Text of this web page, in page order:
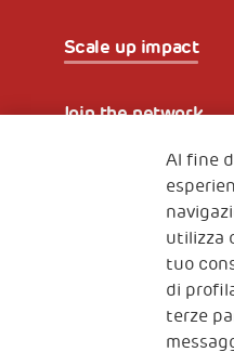
Scale up impact
Join the network
Iscriviti alla newsletter
The
Al fine
utilizza
tuo
di
terze